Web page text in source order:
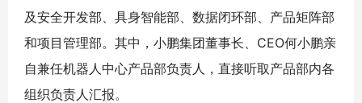
及安全开发部、具身智能部、数据闭环部、产品矩阵部
和项目管理部。其中，小鹏集团董事长、CEO何小鹏亲
自兼任机器人中心产品部负责人，直接听取产品部内各
组织负责人汇报。